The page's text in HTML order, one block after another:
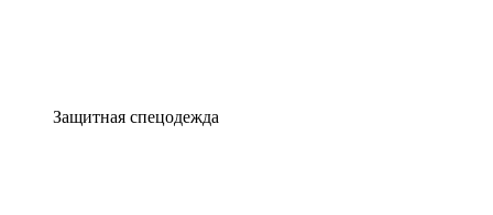
Защитная спецодежда